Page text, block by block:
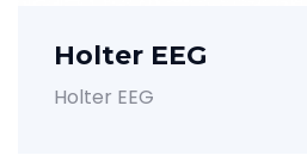
Holter EEG
Holter EEG